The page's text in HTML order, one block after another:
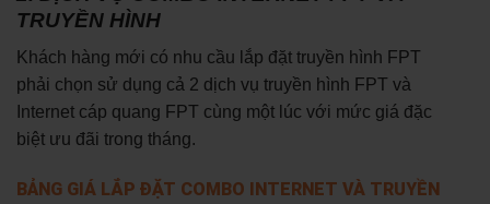
TRUYỀN HÌNH
Khách hàng mới có nhu cầu lắp đặt truyền hình FPT
phải chọn sử dụng cả 2 dịch vụ truyền hình FPT và
Internet cáp quang FPT cùng một lúc với mức giá đặc
biệt ưu đãi trong tháng.
BẢNG GIÁ LẮP ĐẶT COMBO INTERNET VÀ TRUYỀN